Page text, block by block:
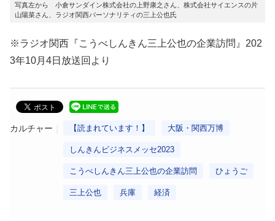
写真左から 小倉サンダイン株式会社の上野康之さん、株式会社サイエンスの片
山陽菜さん、ラジオ関西パーソナリティの三上公也氏
※ラジオ関西『こうべしんきん三上公也の企業訪問』202
3年10月4日放送回より
カルチャー 【読まれています！】 大阪・関西万博
しんきんビジネスメッセ2023
こうべしんきん三上公也の企業訪問 ひょうご
三上公也 兵庫 経済